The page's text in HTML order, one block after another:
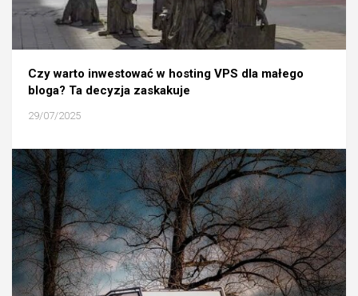
Czy warto inwestować w hosting VPS dla małego
bloga? Ta decyzja zaskakuje
29/07/2025